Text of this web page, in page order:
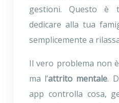
gestioni. Questo è
dedicare alla tua
semplicemente a
Il vero problema non
ma l’attrito mentale.
app controlla cosa,